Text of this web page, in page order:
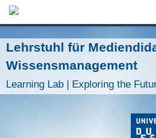
Lehrstuhl für
Wissensmanagement
Learning Lab | Exploring the